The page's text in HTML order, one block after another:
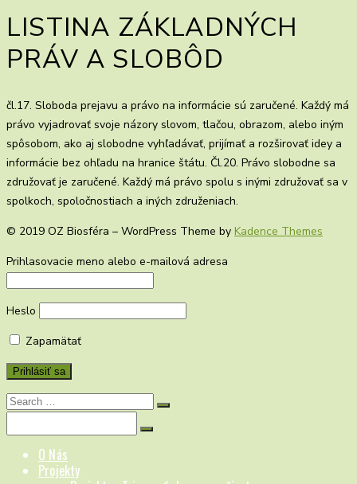
LISTINA ZÁKLADNÝCH
PRÁV A SLOBÔD
čl.17. Sloboda prejavu a právo na informácie sú zaručené. Každý má
právo vyjadrovať svoje názory slovom, tlačou, obrazom, alebo iným
spôsobom, ako aj slobodne vyhľadávať, prijímať a rozširovať idey a
informácie bez ohľadu na hranice štátu. Čl.20. Právo slobodne sa
združovať je zaručené. Každý má právo spolu s inými združovať sa v
spolkoch, spoločnostiach a iných združeniach.
© 2019 OZ Biosféra – WordPress Theme by Kadence Themes
Prihlasovacie meno alebo e-mailová adresa
Heslo
Zapamätať
Search
for:
O Nás
Projekty